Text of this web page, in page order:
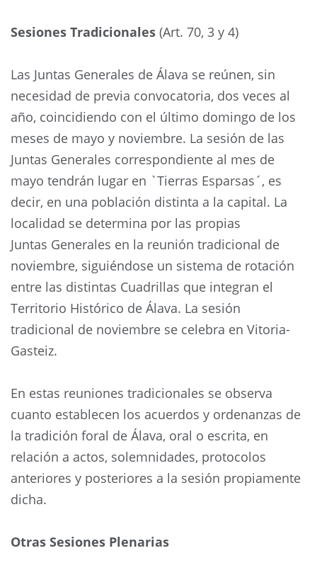
Sesiones Tradicionales (Art. 70, 3 y 4)
Las Juntas Generales de Álava se reúnen, sin
necesidad de previa convocatoria, dos veces al
año, coincidiendo con el último domingo de los
meses de mayo y noviembre. La sesión de las
Juntas Generales correspondiente al mes de
mayo tendrán lugar en `Tierras Esparsas´, es
decir, en una población distinta a la capital. La
localidad se determina por las propias
Juntas Generales en la reunión tradicional de
noviembre, siguiéndose un sistema de rotación
entre las distintas Cuadrillas que integran el
Territorio Histórico de Álava. La sesión
tradicional de noviembre se celebra en Vitoria-
Gasteiz.
En estas reuniones tradicionales se observa
cuanto establecen los acuerdos y ordenanzas de
la tradición foral de Álava, oral o escrita, en
relación a actos, solemnidades, protocolos
anteriores y posteriores a la sesión propiamente
dicha.
Otras Sesiones Plenarias